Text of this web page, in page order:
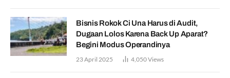
Bisnis Rokok Ci Una Harus di Audit,
Dugaan Lolos Karena Back Up Aparat?
Begini Modus Operandinya
23 April 2025 4,050Views